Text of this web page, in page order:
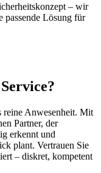
– wir
passende Lösung für
reine Anwesenheit. Mit
Partner, der
erkennt und
plant. Vertrauen Sie
– diskret, kompetent